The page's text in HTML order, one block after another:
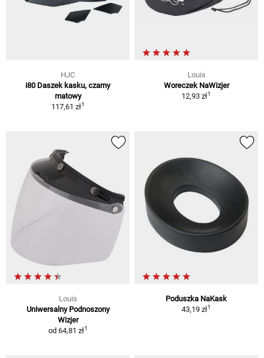
HJC
i80 Daszek kasku, czarny
matowy
117,61 zł1
Louis
Woreczek NaWizjer
12,93 zł1
Louis
Uniwersalny Podnoszony
Wizjer
od 64,81 zł1
Poduszka NaKask
43,19 zł1